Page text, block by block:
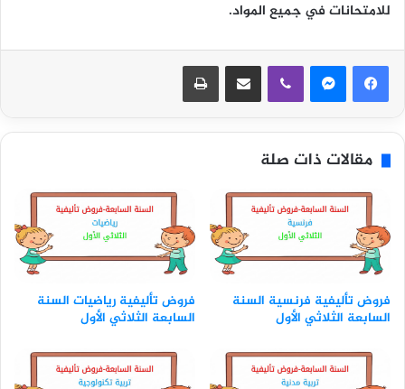
للامتحانات في جميع المواد.
مشاركة عبر البريد
مقالات ذات صلة
فروض تأليفية فرنسية السنة
السابعة الثلاثي الأول
فروض تأليفية رياضيات السنة
السابعة الثلاثي الأول